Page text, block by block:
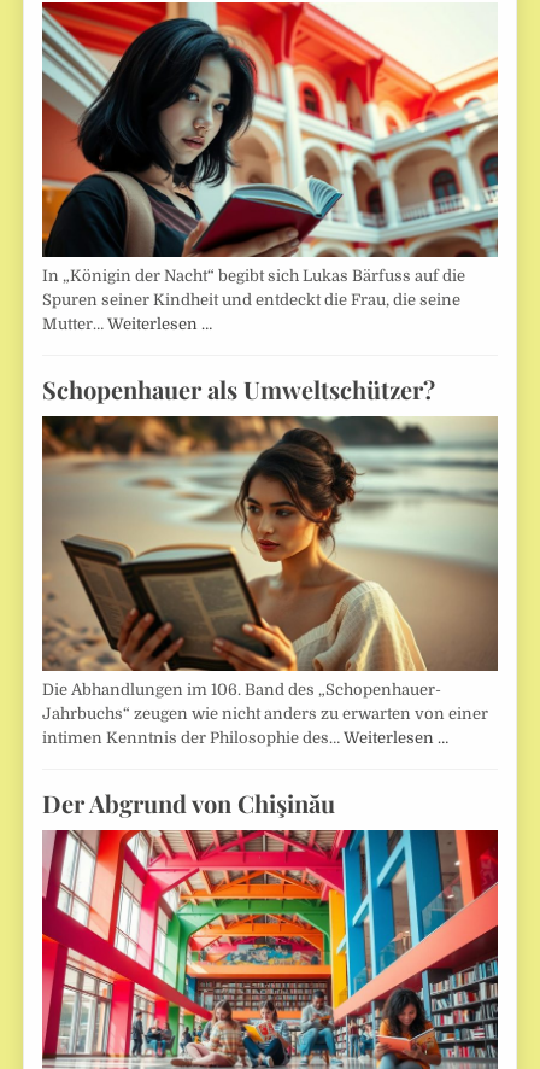
In „Königin der Nacht“ begibt sich Lukas Bärfuss auf die
Spuren seiner Kindheit und entdeckt die Frau, die seine
Mutter…Weiterlesen …
Schopenhauer als Umweltschützer?
Die Abhandlungen im 106. Band des „Schopenhauer-
Jahrbuchs“ zeugen wie nicht anders zu erwarten von einer
intimen Kenntnis der Philosophie des…Weiterlesen …
Der Abgrund von Chişinău